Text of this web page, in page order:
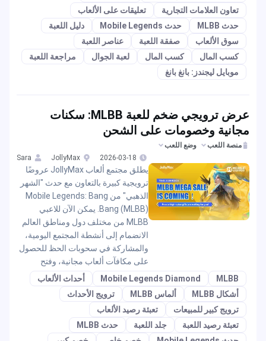
تعاون العلامات التجارية
تعليقات على الألعاب
حدث MLBB
حدث Mobile Legends
دليل اللعبة
سوق الألعاب
صفقة اللعبة
عناصر اللعبة
كسب المال
كسب المال لعبة الجوال
مراجعة اللعبة
موبايل ليجندز: بانغ بانغ
عرض ترويجي ضخم للعبة MLBB: سكنات
مجانية وخصومات على الشحن
منصة اللعب
وضع اللعب
2026-03-18
JollyMax
Sara
يطلق مجتمع ألعاب JollyMax عروضًا
ترويجية كبيرة بالتعاون مع حدث "الشهر
الذهبي" من Mobile Legends: Bang
Bang (MLBB). يمكن الآن للاعبي
MLBB من مختلف دول ومناطق العالم
الانضمام إلى أنشطة المجتمع اليومية،
والمشاركة في سحوبات الحظ للحصول
على مكافآت ألعاب مجانية، وفتح
MLBB
Mobile Legends Diamond
أحداث الألعاب
أشكال MLBB
ألماس MLBB
ترويج الأحداث
ترويج كبير للمبيعات
تعبئة رصيد الألعاب
تعبئة رصيد اللعبة
جلد اللعبة
حدث MLBB